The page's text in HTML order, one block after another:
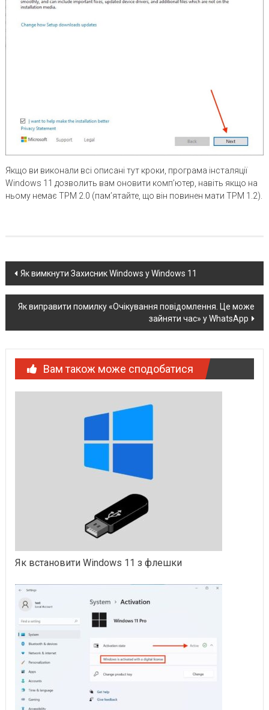
Якщо ви виконали всі описані тут кроки, програма інсталяції
Windows 11 дозволить вам оновити комп’ютер, навіть якщо на
ньому немає TPM 2.0 (пам’ятайте, що він повинен мати TPM 1.2).
Post
navigation
Як вимкнути Захисник Windows у Windows 11
Як виправити помилку «Очікування повідомлення. Це може
зайняти час» у WhatsApp
Вам також може сподобатися
Як встановити Windows 11 з флешки